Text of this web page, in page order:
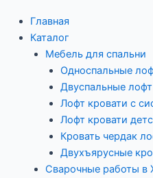
Главная
Каталог
Мебель для спальни
Односпальные
Двуспальные
Лофт кровати с
Лофт кровати
Кровать чердак
Двухъярусные
Сварочные работы в